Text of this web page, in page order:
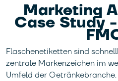
Marketing
Case Study
Flaschenetiketten sind
zentrale Markenzeichen im
Umfeld der